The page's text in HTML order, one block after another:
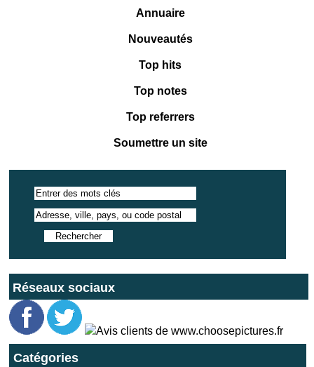
Annuaire
Nouveautés
Top hits
Top notes
Top referrers
Soumettre un site
Réseaux sociaux
Catégories